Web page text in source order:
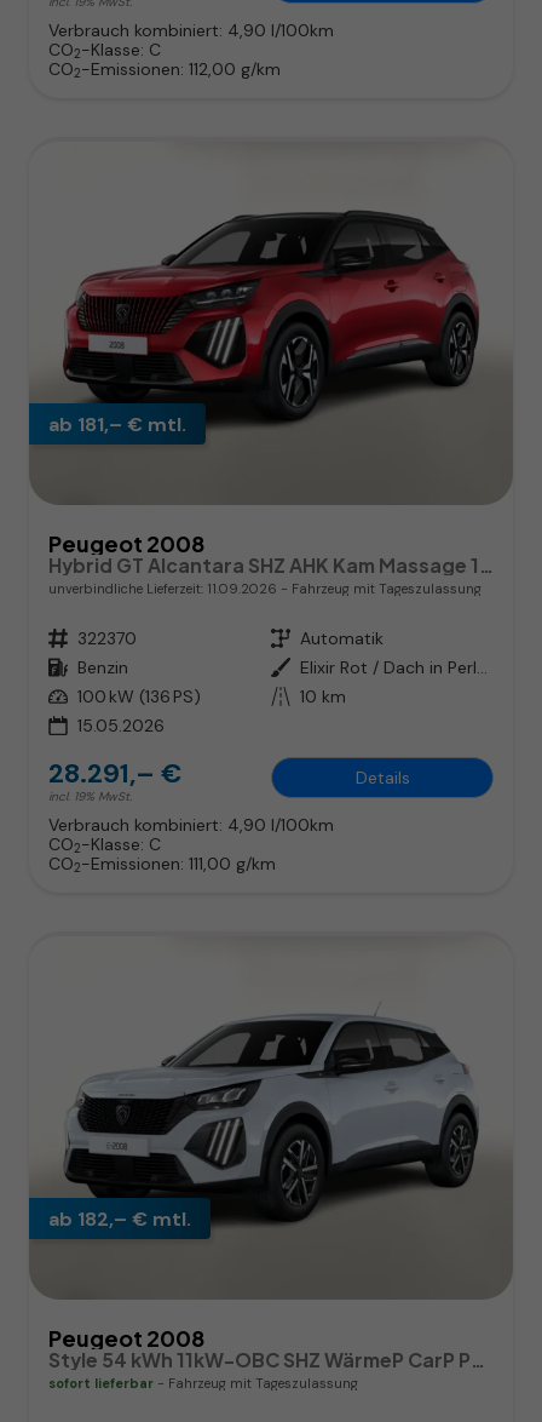
Verbrauch kombiniert: 4,90 l/100km
CO2-Klasse: C
CO2-Emissionen: 112,00 g/km
ab 181,– € mtl.
Peugeot 2008
unverbindliche Lieferzeit: 11.09.2026 Fahrzeug mit Tageszulassung
Fahrzeugnr. 322370 Getriebe Automatik
Kraftstoff Benzin Außenfarbe
Elixir Rot / Dach in Perla Nera
Leistung 100 kW (136 PS) Kilometerstand 10 km
15.05.2026
28.291,– €
incl. 19% MwSt.
Details
Verbrauch kombiniert: 4,90 l/100km
CO2-Klasse: C
CO2-Emissionen: 111,00 g/km
ab 182,– € mtl.
Peugeot 2008
sofort lieferbar Fahrzeug mit Tageszulassung